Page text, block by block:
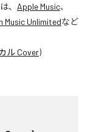
は、 Apple Music、
Music Unlimitedなど
ル Cover)